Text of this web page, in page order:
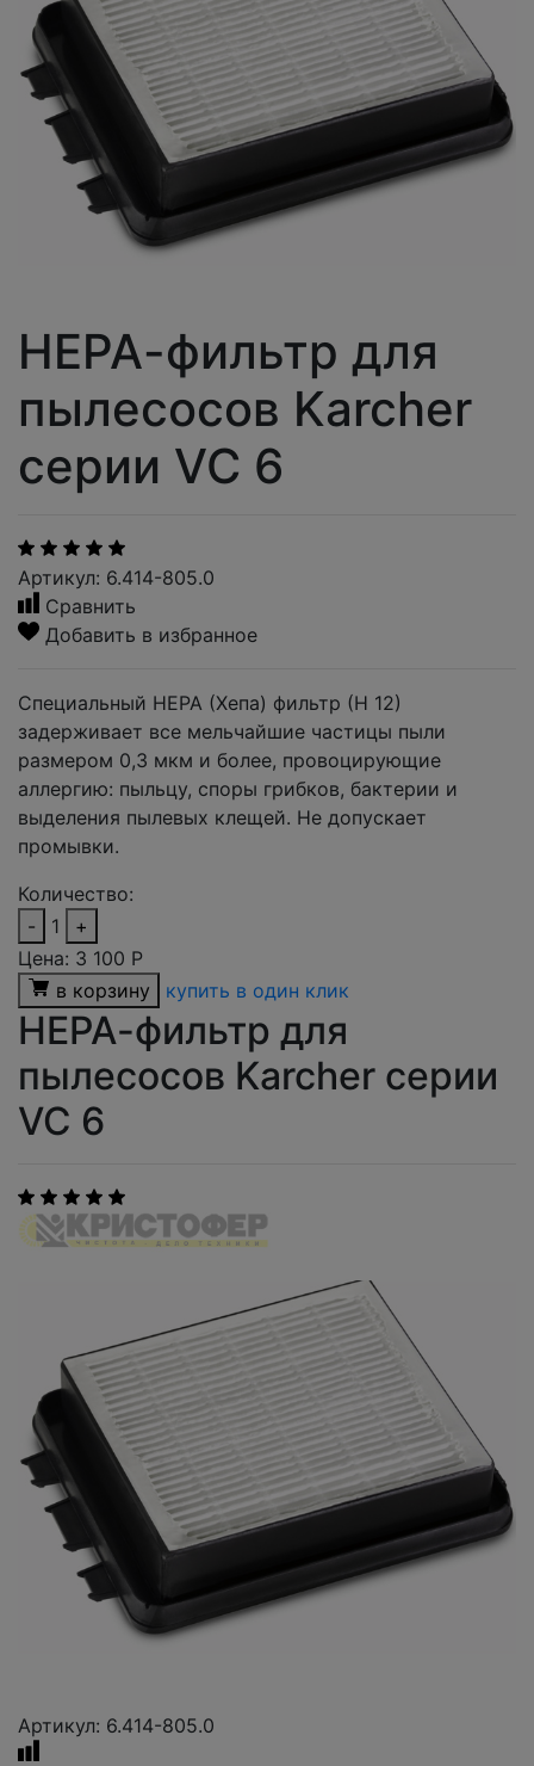
НЕРА-фильтр для
пылесосов Karcher
серии VC 6
Артикул: 6.414-805.0
Сравнить
Добавить в избранное
Специальный НЕРА (Хепа) фильтр (Н 12)
задерживает все мельчайшие частицы пыли
размером 0,3 мкм и более, провоцирующие
аллергию: пыльцу, споры грибков, бактерии и
выделения пылевых клещей. Не допускает
промывки.
Количество:
-
1
+
Цена: 3 100 Р
в корзину
купить в один клик
НЕРА-фильтр для
пылесосов Karcher серии
VC 6
Артикул: 6.414-805.0